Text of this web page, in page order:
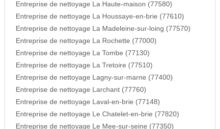
Entreprise de nettoyage La Haute-maison (77580)
Entreprise de nettoyage La Houssaye-en-brie (77610)
Entreprise de nettoyage La Madeleine-sur-loing (77570)
Entreprise de nettoyage La Rochette (77000)
Entreprise de nettoyage La Tombe (77130)
Entreprise de nettoyage La Tretoire (77510)
Entreprise de nettoyage Lagny-sur-marne (77400)
Entreprise de nettoyage Larchant (77760)
Entreprise de nettoyage Laval-en-brie (77148)
Entreprise de nettoyage Le Chatelet-en-brie (77820)
Entreprise de nettoyage Le Mee-sur-seine (77350)